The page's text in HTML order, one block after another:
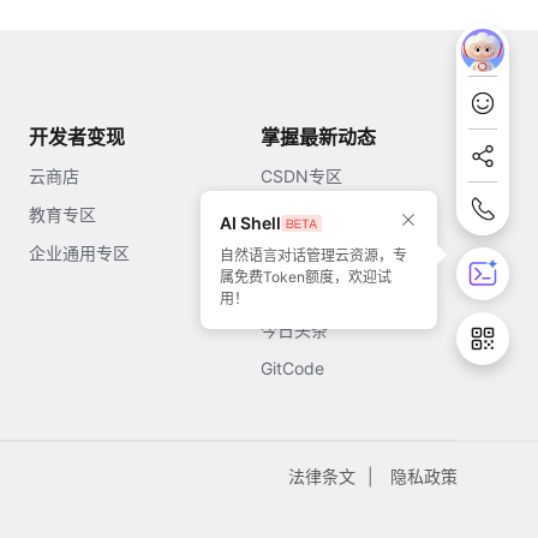
开发者变现
云商店
教育专区
企业通用专区
掌握最新动态
CSDN专区
知乎
开源中国
今日头条
GitCode
法律条文 隐私政策
AI Shell
自然语言对话管理云资源，专
属免费Token额度，欢迎试
用！